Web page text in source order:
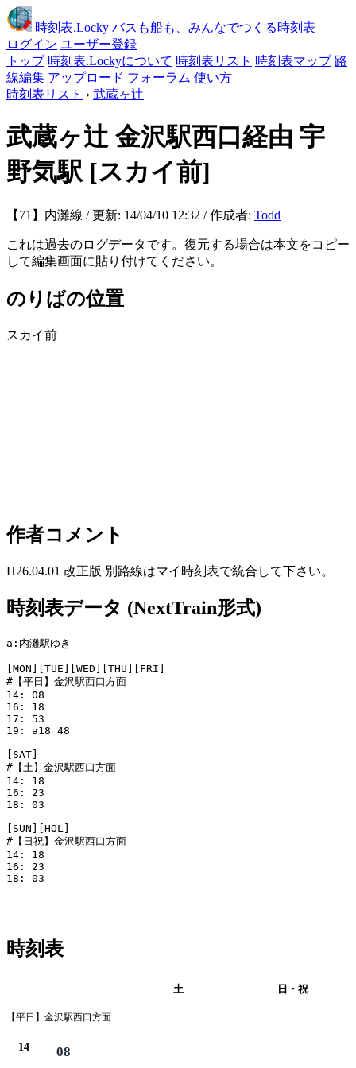
時刻表.Locky バスも船も、みんなでつくる時刻表
ログイン ユーザー登録
トップ 時刻表.Lockyについて 時刻表リスト 時刻表マップ 路
線編集 アップロード フォーラム 使い方
時刻表リスト › 武蔵ヶ辻
武蔵ヶ辻金沢駅西口経由 宇
野気駅 [スカイ前]
【71】内灘線 / 更新: 14/04/10 12:32 / 作成者: Todd
これは過去のログデータです。復元する場合は本文をコピー
して編集画面に貼り付けてください。
のりばの位置
スカイ前
作者コメント
H26.04.01 改正版 別路線はマイ時刻表で統合して下さい。
時刻表データ (NextTrain形式)
a:内灘駅ゆき
[MON][TUE][WED][THU][FRI]
#【平日】金沢駅西口方面
14: 08
16: 18
17: 53
19: a18 48
[SAT]
#【土】金沢駅西口方面
14: 18
16: 23
18: 03
[SUN][HOL]
#【日祝】金沢駅西口方面
14: 18
16: 23
18: 03
時刻表
土 日・祝
【平日】金沢駅西口方面
14 08